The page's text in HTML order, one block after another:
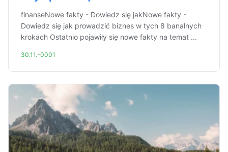
finanseNowe fakty - Dowiedz się jakNowe fakty -
Dowiedz się jak prowadzić biznes w tych 8 banalnych
krokach Ostatnio pojawiły się nowe fakty na temat ...
30.11.-0001